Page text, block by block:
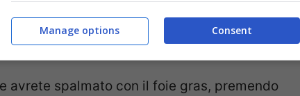
fuori dal fuoco con sale, pepe e le erbe
avrete spalmato con il foie gras, premendo
Consent
Manage options